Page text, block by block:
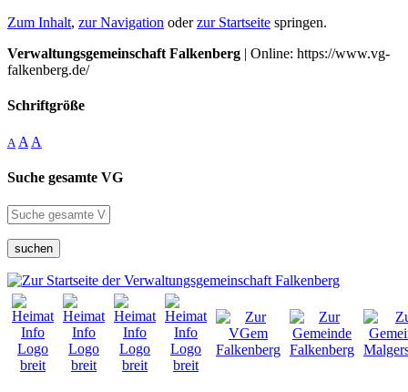
Zum Inhalt, zur Navigation oderzur Startseite springen.
Verwaltungsgemeinschaft Falkenberg | Online: https://www.vg-
falkenberg.de/
Schriftgröße
A A A
Suche gesamte VG
suchen